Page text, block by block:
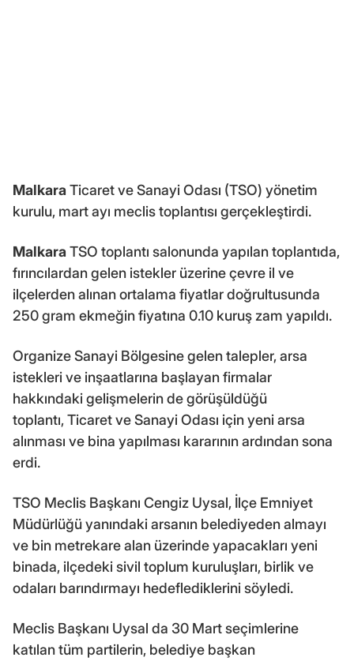
Malkara Ticaret ve Sanayi Odası (TSO) yönetim
kurulu, mart ayı meclis toplantısı gerçekleştirdi.
Malkara TSO toplantı salonunda yapılan toplantıda,
fırıncılardan gelen istekler üzerine çevre il ve
ilçelerden alınan ortalama fiyatlar doğrultusunda
250 gram ekmeğin fiyatına 0.10 kuruş zam yapıldı.
Organize Sanayi Bölgesine gelen talepler, arsa
istekleri ve inşaatlarına başlayan firmalar
hakkındaki gelişmelerin de görüşüldüğü
toplantı, Ticaret ve Sanayi Odası için yeni arsa
alınması ve bina yapılması kararının ardından sona
erdi.
TSO Meclis Başkanı Cengiz Uysal, İlçe Emniyet
Müdürlüğü yanındaki arsanın belediyeden almayı
ve bin metrekare alan üzerinde yapacakları yeni
binada, ilçedeki sivil toplum kuruluşları, birlik ve
odaları barındırmayı hedeflediklerini söyledi.
Meclis Başkanı Uysal da 30 Mart seçimlerine
katılan tüm partilerin, belediye başkan